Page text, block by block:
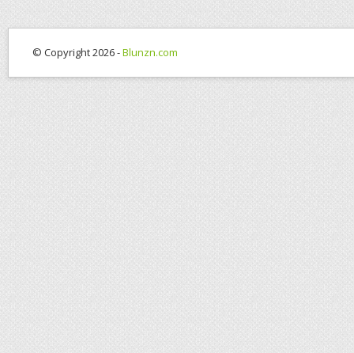
© Copyright 2026 -Blunzn.com